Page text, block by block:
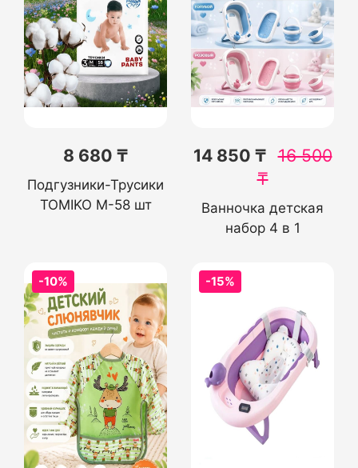
8 680 ₸
Подгузники-Трусики
TOMIKO M-58 шт
14 850 ₸ 16 500
₸
Ванночка детская
набор 4 в 1
-10% -15%